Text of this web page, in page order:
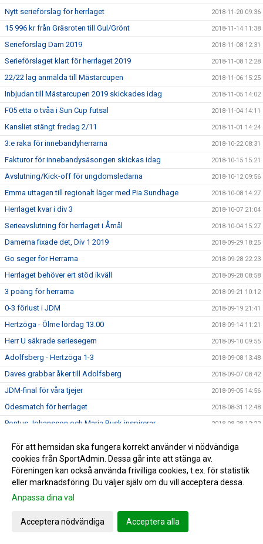
Nytt serieförslag för herrlaget 2018-11-20 09:36
15 996 kr från Gräsroten till Gul/Grönt 2018-11-14 11:38
Serieförslag Dam 2019 2018-11-08 12:31
Serieförslaget klart för herrlaget 2019 2018-11-08 12:28
22/22 lag anmälda till Mästarcupen 2018-11-06 15:25
Inbjudan till Mästarcupen 2019 skickades idag 2018-11-05 14:02
F05 etta o tvåa i Sun Cup futsal 2018-11-04 14:11
Kansliet stängt fredag 2/11 2018-11-01 14:24
3:e raka för innebandyherrarna 2018-10-22 08:31
Fakturor för innebandysäsongen skickas idag 2018-10-15 15:21
Avslutning/Kick-off för ungdomsledarna 2018-10-12 09:56
Emma uttagen till regionalt läger med Pia Sundhage 2018-10-08 14:27
Herrlaget kvar i div 3 2018-10-07 21:04
Serieavslutning för herrlaget i Åmål 2018-10-04 15:27
Damerna fixade det, Div 1 2019 2018-09-29 18:25
Go seger för Herrarna 2018-09-28 22:23
Herrlaget behöver ert stöd ikväll 2018-09-28 08:58
3 poäng för herrarna 2018-09-21 10:12
0-3 förlust i JDM 2018-09-19 21:41
Hertzöga - Ölme lördag 13.00 2018-09-14 11:21
Herr U säkrade seriesegern 2018-09-10 09:55
Adolfsberg - Hertzöga 1-3 2018-09-08 13:48
Daves grabbar åker till Adolfsberg 2018-09-07 08:42
JDM-final för våra tjejer 2018-09-05 14:56
Ödesmatch för herrlaget 2018-08-31 12:48
Pontus Johansson och Maria Busk inspirerar 2018-08-28 12:22
Tung förlust för herrlaget mot FF
Hertzögakronan Lördag 18/8 2018-08-13 09:19
Seger 2-1 mot Bosna 92
10-åringarnas Cup 2018
För att hemsidan ska fungera korrekt använder vi nödvändiga
cookies från SportAdmin. Dessa går inte att stänga av.
Föreningen kan också använda frivilliga cookies, t.ex. för statistik
eller marknadsföring. Du väljer själv om du vill acceptera dessa.
Anpassa dina val
Acceptera nödvändiga Acceptera alla